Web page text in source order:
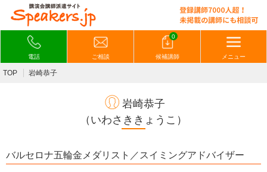
電話 ご相談
0
候補講師 メニュー
TOP 岩崎恭子
岩崎恭子
（いわさききょうこ）
バルセロナ五輪金メダリスト／スイミングアドバイザー